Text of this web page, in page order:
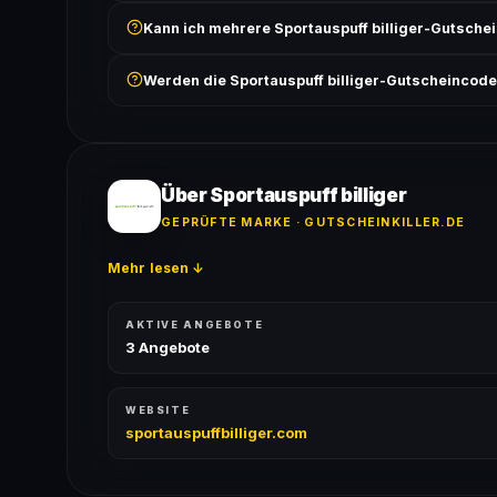
Bedingungen findest du unter „Details".
Kann ich mehrere Sportauspuff billiger-
ausgeschlossen, sofern die Angebotsbedingungen
Werden die Sportauspuff billiger-
Über Sportauspuff billiger
GEPRÜFTE MARKE · GUTSCHEINKILLER.DE
Mehr lesen ↓
AKTIVE ANGEBOTE
3 Angebote
WEBSITE
sportauspuffbilliger.com